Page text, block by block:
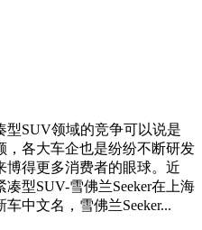
型SUV领域的竞争可以说是
，各大车企也是纷纷不断研发
博得更多消费者的眼球。近
型SUV-雪佛兰Seeker在上海
中文名，雪佛兰Seeker...